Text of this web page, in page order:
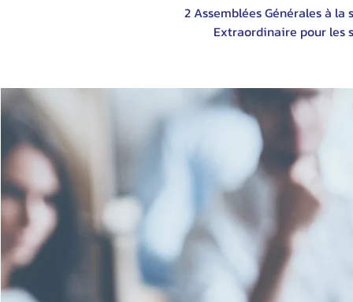
2 Assemblées Générales à
Extraordinaire pour les